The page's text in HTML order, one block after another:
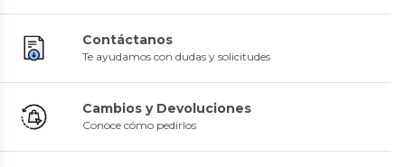
Contáctanos
Te ayudamos con dudas y solicitudes
Cambios y Devoluciones
Conoce cómo pedirlos